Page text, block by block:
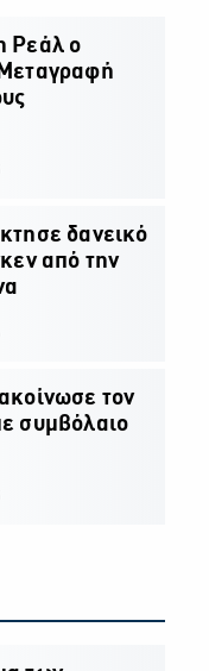
Ρεάλ ο
δανεικό
από την
τον
συμβόλαιο